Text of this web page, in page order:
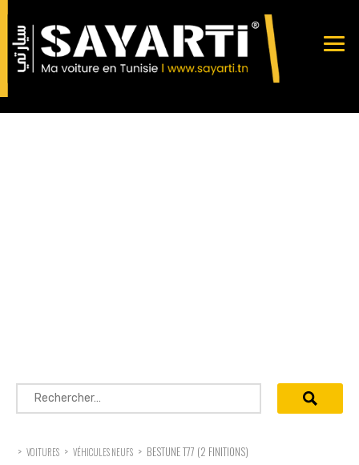
Rechercher :
> VOITURES > VÉHICULES NEUFS > BESTUNE T77 (2 FINITIONS)